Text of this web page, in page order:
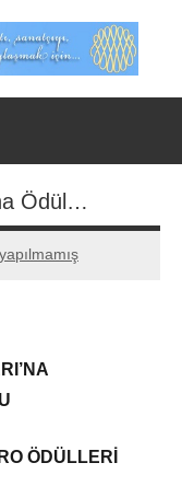
Ödül…
ÖDÜLLERİ